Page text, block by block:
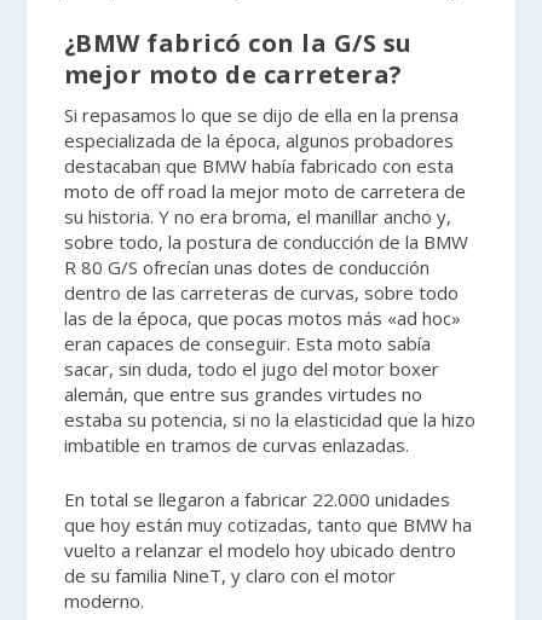
¿BMW fabricó con la G/S su
mejor moto de carretera?
Si repasamos lo que se dijo de ella en la prensa
especializada de la época, algunos probadores
destacaban que BMW había fabricado con esta
moto de off road la mejor moto de carretera de
su historia. Y no era broma, el manillar ancho y,
sobre todo, la postura de conducción de la BMW
R 80 G/S ofrecían unas dotes de conducción
dentro de las carreteras de curvas, sobre todo
las de la época, que pocas motos más «ad hoc»
eran capaces de conseguir. Esta moto sabía
sacar, sin duda, todo el jugo del motor boxer
alemán, que entre sus grandes virtudes no
estaba su potencia, si no la elasticidad que la hizo
imbatible en tramos de curvas enlazadas.
En total se llegaron a fabricar 22.000 unidades
que hoy están muy cotizadas, tanto que BMW ha
vuelto a relanzar el modelo hoy ubicado dentro
de su familia NineT, y claro con el motor
moderno.